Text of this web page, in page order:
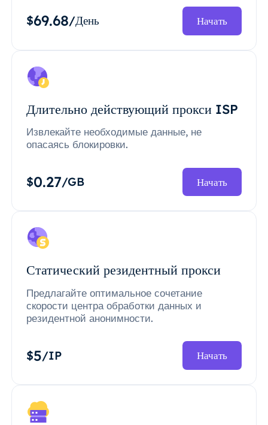
$69.68/День Начать
Длительно действующий прокси ISP
Извлекайте необходимые данные, не
опасаясь блокировки.
$0.27/GB Начать
Статический резидентный прокси
Предлагайте оптимальное сочетание
скорости центра обработки данных и
резидентной анонимности.
$5/IP Начать